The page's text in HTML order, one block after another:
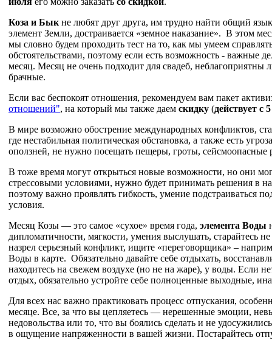
Коза и Бык не любят друг друга, им трудно найти общий
элемент Земли, достраивается «земное наказание». В этом
мы словно будем проходить тест на то, как мы умеем
обстоятельствами, поэтому если есть возможность - важные
месяц. Месяц не очень подходит для свадеб,
брачные.
Если вас беспокоят отношения, рекомендуем вам пакет
отношений", на который мы также даем скидку (действует с
В мире возможно обострение международных конфликтов,
где нестабильная политическая обстановка, а также есть
оползней, не нужно посещать пещеры, гроты, сейсмоопасные
В тоже время могут открыться новые возможности, но они
стрессовыми условиями, нужно будет принимать решения в
поэтому важно проявлять гибкость, умение подстраиваться
условия.
Месяц Козы — это самое «сухое» время года, элемента Воды
дипломатичности, мягкости, умения выслушать, старайтесь
назрел серьезный конфликт, ищите «переговорщика» –
Воды в карте. Обязательно давайте себе отдыхать,
находитесь на свежем воздухе (но не на жаре), у воды. Если
отдых, обязательно устройте себе полноценные выходные,
Для всех нас важно практиковать процесс отпускания,
месяце. Все, за что вы цепляетесь — нерешенные эмоции,
недовольства или то, что вы боялись сделать и не
в ощущение напряженности в вашей жизни. Постарайтесь